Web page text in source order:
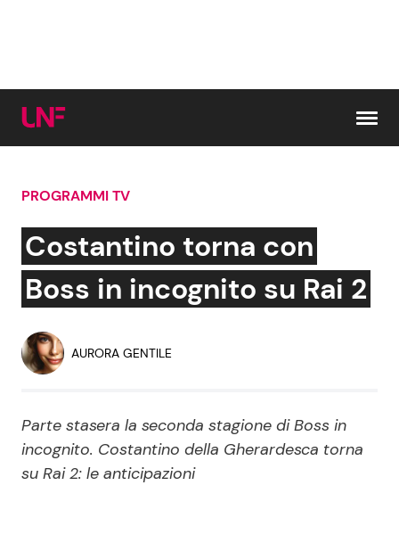
Cerca:
News e Cronaca
Attualità Italiana
Dal Mondo
Economia
Persone Scomparse
Gossip e TV
Bellezze VIP
Fiction e Serie TV
PROGRAMMI TV
Costantino torna con
Boss in incognito su Rai 2
AURORA GENTILE
Parte stasera la seconda stagione di Boss in
incognito. Costantino della Gherardesca torna
su Rai 2: le anticipazioni